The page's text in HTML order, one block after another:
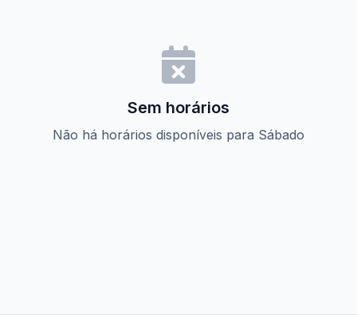
Sem horários
Não há horários disponíveis para Sábado